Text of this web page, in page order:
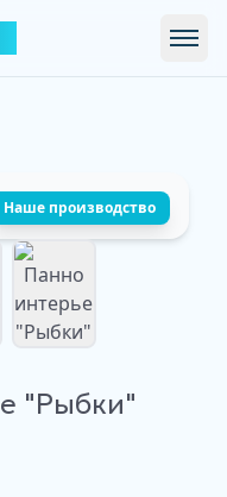
Наше производство
Изображение
"Рыбки"